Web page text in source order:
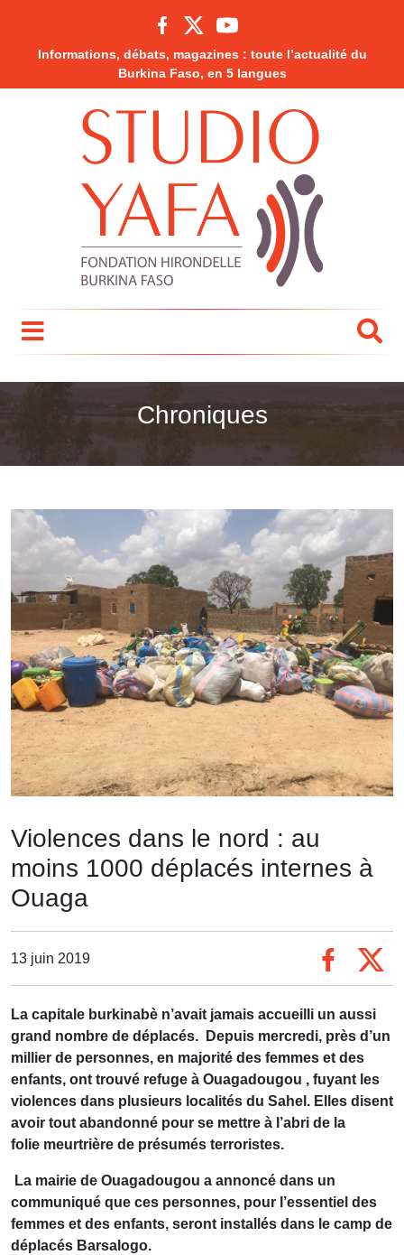
Informations, débats, magazines : toute l’actualité du
Burkina Faso, en 5 langues
Chroniques
Violences dans le nord : au
moins 1000 déplacés internes à
Ouaga
13 juin 2019
La capitale burkinabè n’avait jamais accueilli un aussi
grand nombre de déplacés. Depuis mercredi, près d’un
millier de personnes, en majorité des femmes et des
enfants, ont trouvé refuge à Ouagadougou , fuyant les
violences dans plusieurs localités du Sahel. Elles disent
avoir tout abandonné pour se mettre à l’abri de la
folie meurtrière de présumés terroristes.
La mairie de Ouagadougou a annoncé dans un
communiqué que ces personnes, pour l’essentiel des
femmes et des enfants, seront installés dans le camp de
déplacés Barsalogo.